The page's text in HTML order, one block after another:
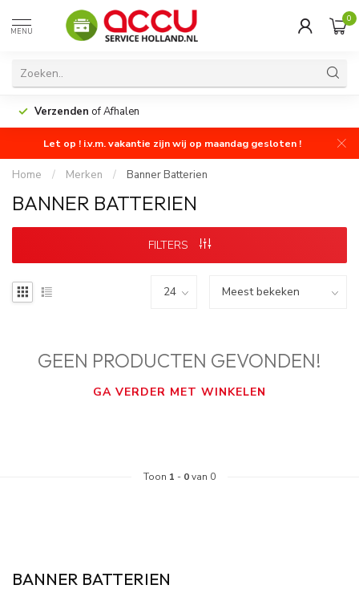
MENU
0
Verzenden of Afhalen
Let op ! i.v.m. vakantie zijn wij op maandag gesloten !
Home / Merken / Banner Batterien
BANNER BATTERIEN
FILTERS
GEEN PRODUCTEN GEVONDEN!
GA VERDER MET WINKELEN
Toon 1 - 0van 0
BANNER BATTERIEN